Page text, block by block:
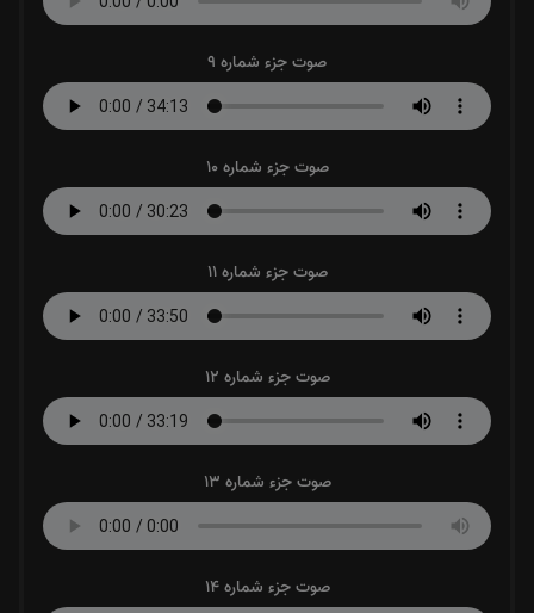
صوت جزء شماره 9
صوت جزء شماره 10
صوت جزء شماره 11
صوت جزء شماره 12
صوت جزء شماره 13
صوت جزء شماره 14